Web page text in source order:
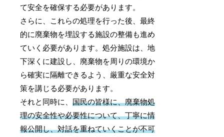
て安全を確保する必要があります。
さらに、これらの処理を行った後、最終
的に廃棄物を埋設する施設の整備も進め
ていく必要があります。処分施設は、地
下深くに建設し、廃棄物を周りの環境か
ら確実に隔離できるよう、厳重な安全対
策を講じる必要があります。
それと同時に、国民の皆様に、廃棄物処
理の安全性や必要性について、丁寧に情
報公開し、対話を重ねていくことが不可